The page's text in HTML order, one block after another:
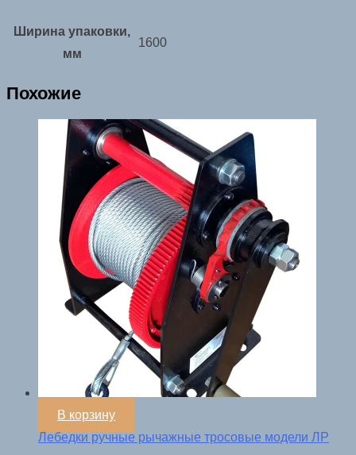
Ширина упаковки,
мм
1600
Похожие
В корзину
Лебедки ручные рычажные тросовые модели ЛР